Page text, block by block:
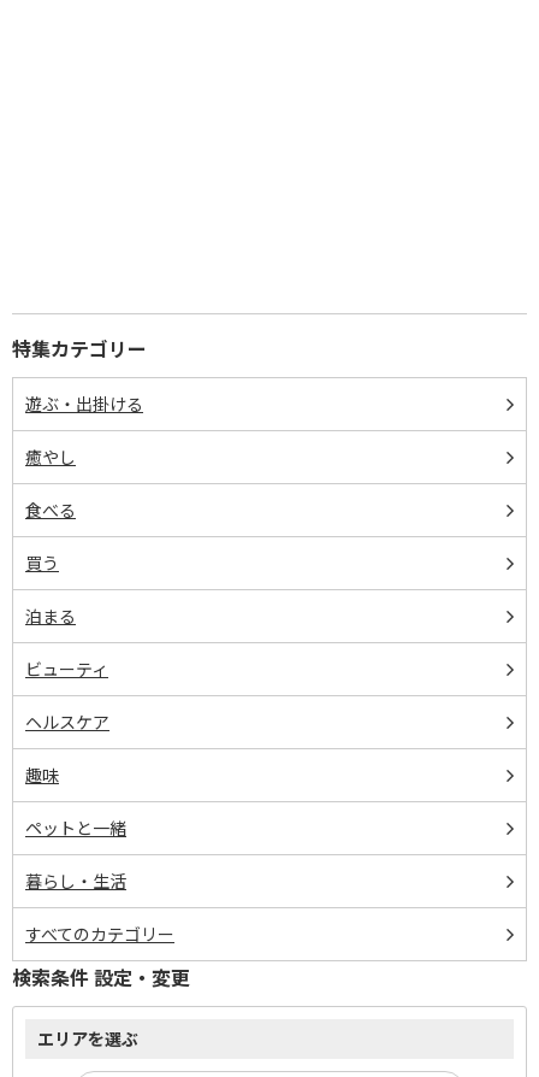
特集カテゴリー
遊ぶ・出掛ける
癒やし
食べる
買う
泊まる
ビューティ
ヘルスケア
趣味
ペットと一緒
暮らし・生活
すべてのカテゴリー
検索条件 設定・変更
エリアを選ぶ